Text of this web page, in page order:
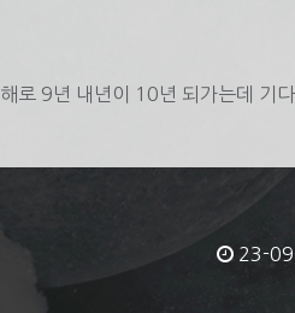
로 9년 내년이 10년 되가는데 기
23-